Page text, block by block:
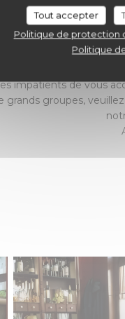
Tout accepter
Politique de protection
Politique
que chaque
de déjeuner
tous les jours la
impatients de vous
grands groupes,